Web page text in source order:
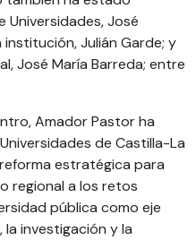
José
Julián Garde; y
José María Barreda; entre
Amador Pastor ha
de Castilla-La
estratégica para
regional a los retos
pública como eje
investigación y la